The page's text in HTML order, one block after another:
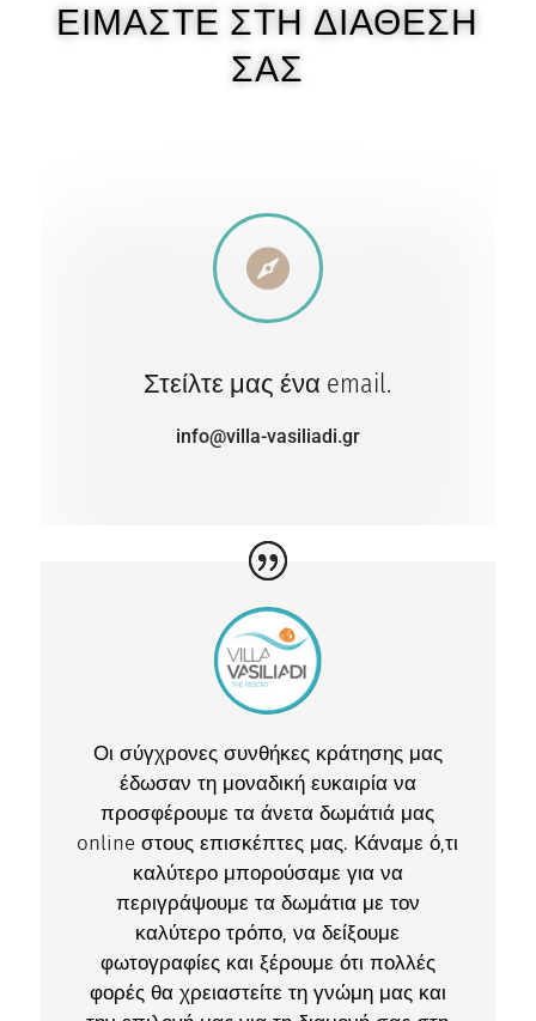
ΕΙΜΑΣΤΕ ΣΤΗ ΔΙΑΘΕΣΗ
ΣΑΣ

Στείλτε μας ένα email.
info@villa-vasiliadi.gr
Οι σύγχρονες συνθήκες κράτησης μας
έδωσαν τη μοναδική ευκαιρία να
προσφέρουμε τα άνετα δωμάτιά μας
online στους επισκέπτες μας. Κάναμε ό,τι
καλύτερο μπορούσαμε για να
περιγράψουμε τα δωμάτια με τον
καλύτερο τρόπο, να δείξουμε
φωτογραφίες και ξέρουμε ότι πολλές
φορές θα χρειαστείτε τη γνώμη μας και